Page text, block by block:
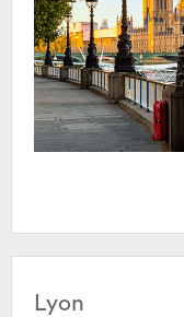
Lyon